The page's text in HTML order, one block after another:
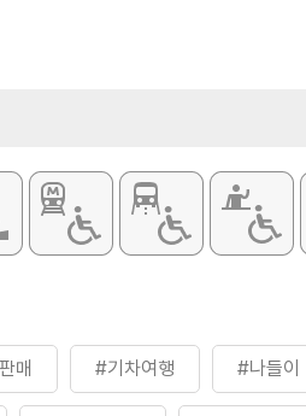
매 #기차여행 #나들이